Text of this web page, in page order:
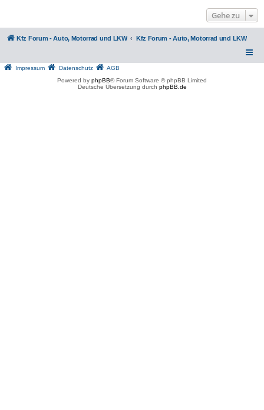
Gehe zu
Kfz Forum - Auto, Motorrad und LKW Kfz Forum - Auto, Motorrad und LKW
Impressum Datenschutz
AGB
Powered by phpBB® Forum Software © phpBB Limited
Deutsche Übersetzung durch phpBB.de